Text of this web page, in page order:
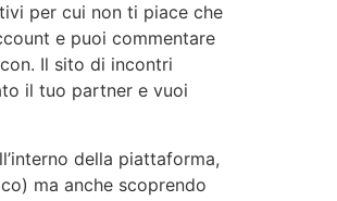
per cui non ti piace che
e puoi commentare
Il sito di incontri
il tuo partner e vuoi
della piattaforma,
ma anche scoprendo